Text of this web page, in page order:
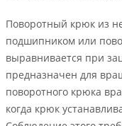
Поворотный крюк из
подшипником или
выравнивается при
предназначен для
поворотного крюка
когда крюк